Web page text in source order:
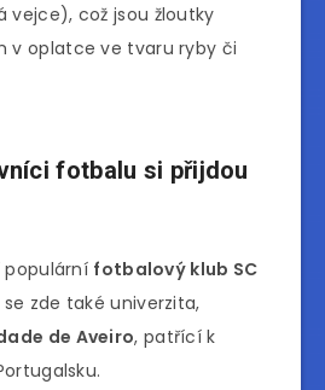
vejce), což jsou žloutky
v oplatce ve tvaru ryby či
fotbalu si přijdou
fotbalový klub SC
zde také univerzita,
de Aveiro, patřící k